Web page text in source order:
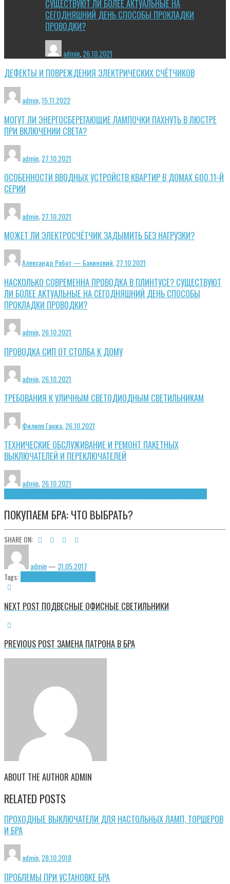
СУЩЕСТВУЮТ ЛИ БОЛЕЕ АКТУАЛЬНЫЕ НА
СЕГОДНЯШНИЙ ДЕНЬ СПОСОБЫ ПРОКЛАДКИ
ПРОВОДКИ?
admin,26.10.2021
ДЕФЕКТЫ И ПОВРЕЖДЕНИЯ ЭЛЕКТРИЧЕСКИХ СЧЁТЧИКОВ
admin 15.11.2022
МОГУТ ЛИ ЭНЕРГОСБЕРЕГАЮЩИЕ ЛАМПОЧКИ ПАХНУТЬ В ЛЮСТРЕ
ПРИ ВКЛЮЧЕНИИ СВЕТА?
admin 27.10.2021
ОСОБЕННОСТИ ВВОДНЫХ УСТРОЙСТВ КВАРТИР В ДОМАХ 600.11-Й
СЕРИИ
admin 27.10.2021
МОЖЕТ ЛИ ЭЛЕКТРОСЧЁТЧИК ЗАДЫМИТЬ БЕЗ НАГРУЗКИ?
Александр Робот — Бакинский,27.10.2021
НАСКОЛЬКО СОВРЕМЕННА ПРОВОДКА В ПЛИНТУСЕ? СУЩЕСТВУЮТ
ЛИ БОЛЕЕ АКТУАЛЬНЫЕ НА СЕГОДНЯШНИЙ ДЕНЬ СПОСОБЫ
ПРОКЛАДКИ ПРОВОДКИ?
admin 26.10.2021
ПРОВОДКА СИП ОТ СТОЛБА К ДОМУ
admin 26.10.2021
ТРЕБОВАНИЯ К УЛИЧНЫМ СВЕТОДИОДНЫМ СВЕТИЛЬНИКАМ
Филипп Ганжа 26.10.2021
ТЕХНИЧЕСКИЕ ОБСЛУЖИВАНИЕ И РЕМОНТ ПАКЕТНЫХ
ВЫКЛЮЧАТЕЛЕЙ И ПЕРЕКЛЮЧАТЕЛЕЙ
admin,26.10.2021
ПОКУПАЕМ БРА: ЧТО ВЫБРАТЬ?
SHARE ON:
admin— 31.05.2017
Tags:
NEXT POST ПОДВЕСНЫЕ ОФИСНЫЕ СВЕТИЛЬНИКИ
PREVIOUS POST ЗАМЕНА ПАТРОНА В БРА
ABOUT THE AUTHOR ADMIN
RELATED POSTS
ПРОХОДНЫЕ ВЫКЛЮЧАТЕЛИ ДЛЯ НАСТОЛЬНЫХ ЛАМП, ТОРШЕРОВ
И БРА
admin,28.10.2018
ПРОБЛЕМЫ ПРИ УСТАНОВКЕ БРА